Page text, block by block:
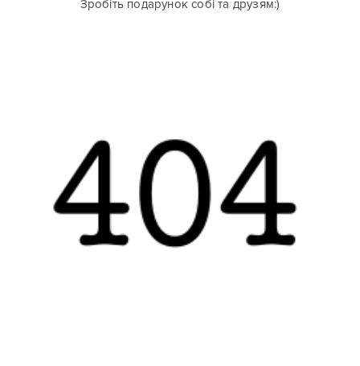
Зробіть подарунок собі та друзям:)